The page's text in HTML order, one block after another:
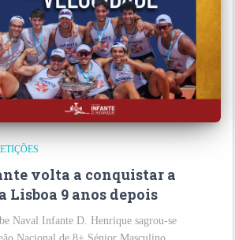
volta a conquistar a
Lisboa 9 anos depois
Naval Infante D. Henrique sagrou-se